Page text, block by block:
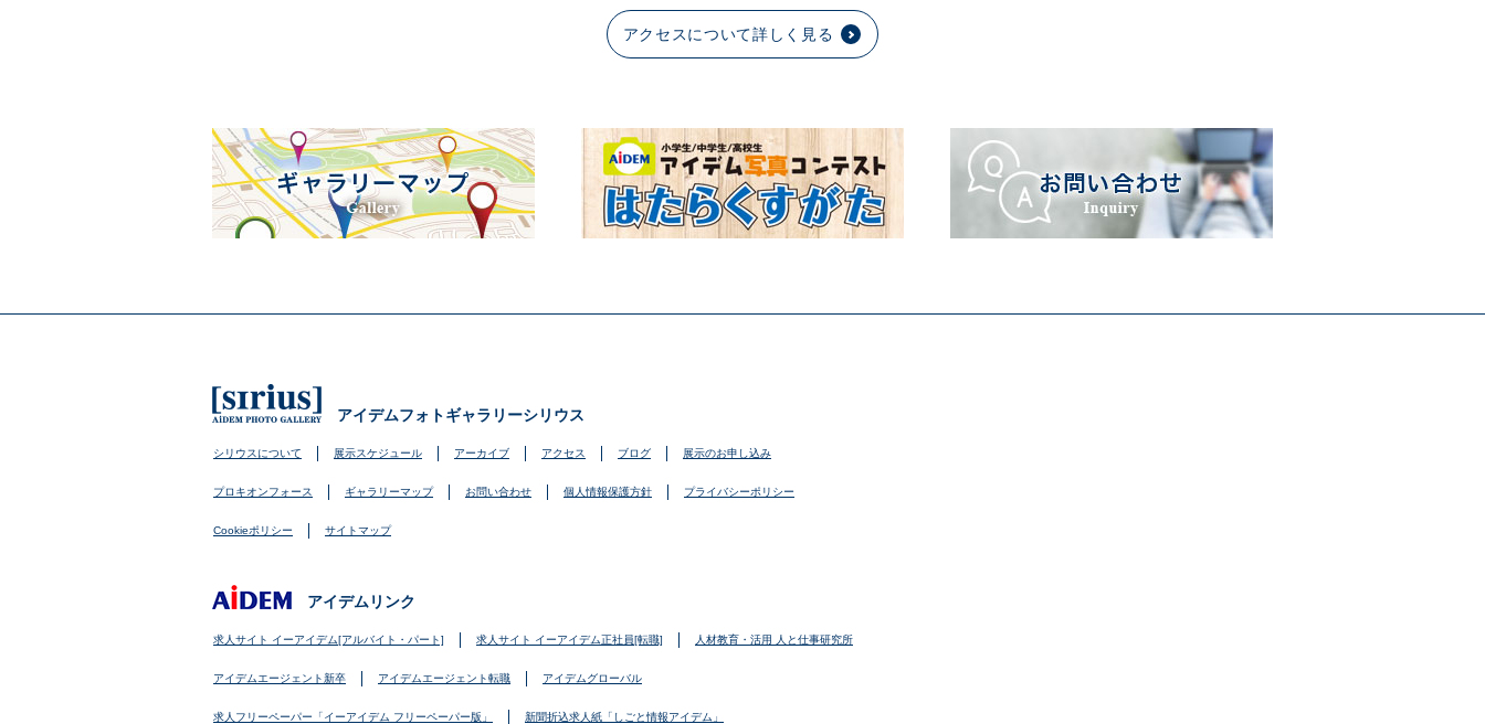
アクセスについて詳しく見る
アイデムフォトギャラリーシリウス
シリウスについて 展示スケジュール アーカイブ アクセス ブログ 展示のお申し込み
プロキオンフォース ギャラリーマップ お問い合わせ 個人情報保護方針 プライバシーポリシー
Cookieポリシー サイトマップ
アイデムリンク
求人サイト イーアイデム[アルバイト・パート] 求人サイト イーアイデム正社員[転職] 人材教育・活用 人と仕事研究所
アイデムエージェント新卒 アイデムエージェント転職 アイデムグローバル
求人フリーペーパー「イーアイデム フリーペーパー版」 新聞折込求人紙「しごと情報アイデム」